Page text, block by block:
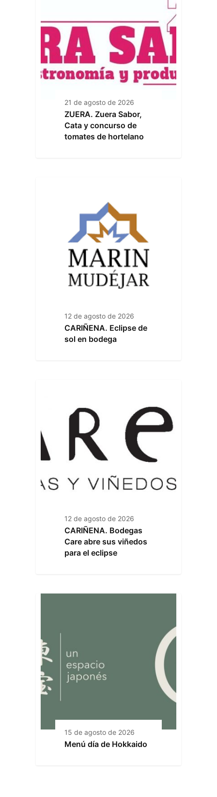
21 de agosto de 2026
ZUERA. Zuera Sabor,
Cata y concurso de
tomates de hortelano
12 de agosto de 2026
CARIÑENA. Eclipse de
sol en bodega
12 de agosto de 2026
CARIÑENA. Bodegas
Care abre sus viñedos
para el eclipse
15 de agosto de 2026
Menú día de Hokkaido